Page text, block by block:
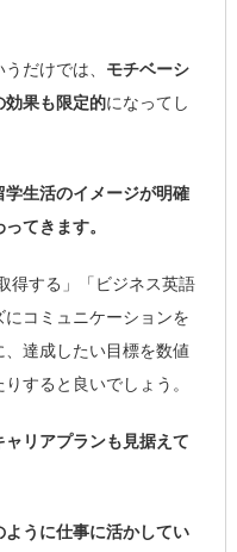
だけでは、 モチベーシ
効果も限定的になってし
生活のイメージが明確
てきます。
得する」「ビジネス英語
コミュニケーションを
達成したい目標を数値
すると良いでしょう。
リアプランも見据えて
うに仕事に活かしてい